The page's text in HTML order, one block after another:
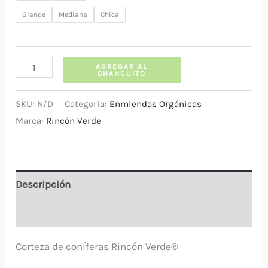
Grande Mediana Chica
CORTEZA
CONIFERAS
RINCON
AGREGAR AL
CHANGUITO
SKU: N/D Categoría: Enmiendas Orgánicas
Marca: Rincón Verde
Descripción
Corteza de coníferas Rincón Verde®